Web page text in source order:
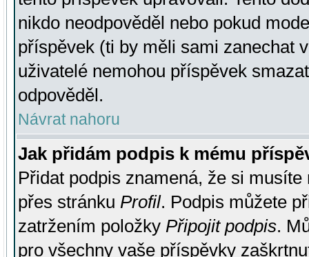
nikdo neodpověděl nebo pokud
příspěvek (ti by měli sami zanechat
uživatelé nemohou příspěvek
odpověděl.
Návrat nahoru
Jak přidám podpis k mému
Přidat podpis znamená, že si
přes stránku Profil. Podpis můžete
zatržením položky Připojit podpis.
pro všechny vaše příspěvky